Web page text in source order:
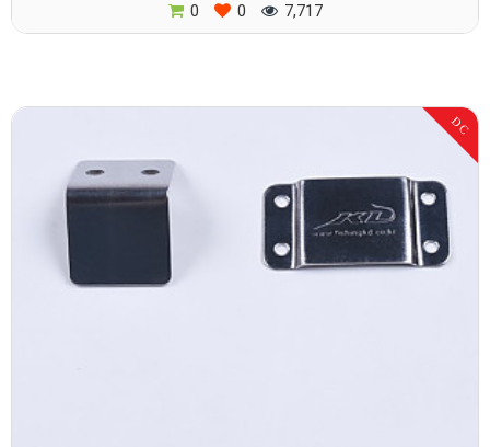
0 0 7,717
DC